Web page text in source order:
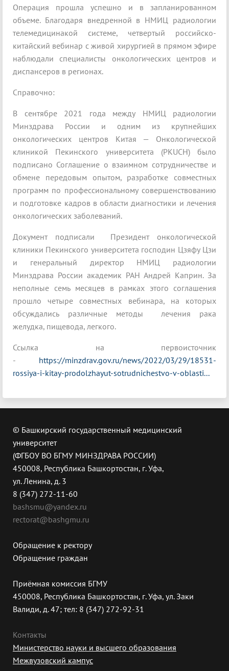
Операция прошла успешно и в запланированном
объеме. Благодаря внедренной в НМИЦ радиологии
телемедицинакой системе, четвертый российско-
китайский вебинар с живой хирургией в прямом эфире
наблюдали специалисты онкологических центров и
диспансеров в регионах.
Справочно:
В сентябре 2021 года между НМИЦ радиологии
Минздрава России и одним из крупнейших
онкологических центров Китая — Онкологической
клиникой Пекинского университета (PKUCH) было
подписано Соглашение о взаимном сотрудничестве и
обмене передовым опытом, разработке совместных
программ по профессиональному совершенствованию
и подготовке кадров в области диагностики и лечения
онкологических заболеваний.
Документ подписали Президент онкологической
клиники Пекинского университета господин Цзяфу Цзи
и генеральный директор НМИЦ радиологии
Минздрава России академик РАН Андрей Каприн. За
неполные семь месяцев в рамках этого соглашения
прошло четыре совместных вебинара, на которых
обсуждались различные методы лечения рака
желудка, пищевода, легкого.
Ссылка на первоисточник
- https://minzdrav.gov.ru/news/2022/03/29/18531-
rossiya-i-kitay-prodolzhayut-sotrudnichestvo-v-oblasti...
© Башкирский государственный медицинский
университет
(ФГБОУ ВО БГМУ МИНЗДРАВА РОССИИ)
450008, Республика Башкортостан, г. Уфа,
ул. Ленина, д. 3
8 (347) 272-11-60
bashsmu@yandex.ru
rectorat@bashgmu.ru
Обращение к ректору
Обращение граждан
Приёмная комиссия БГМУ
450008, Республика Башкортостан, г. Уфа, ул. Заки
Валиди, д. 47; тел: 8 (347) 272-92-31
Контакты
Министерство науки и высшего образования
Межвузовский кампус